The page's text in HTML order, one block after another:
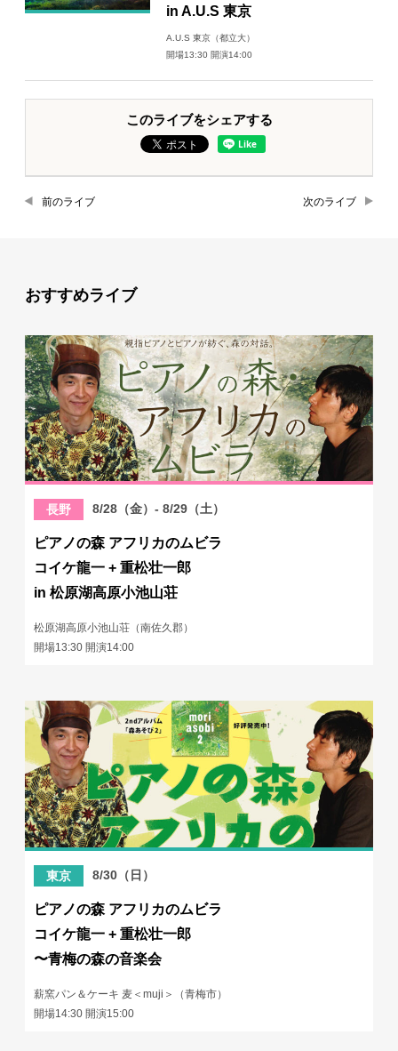
in A.U.S 東京
A.U.S 東京（都立大）
開場13:30 開演14:00
このライブをシェアする
前のライブ 次のライブ
おすすめライブ
長野 8/28（金）- 8/29（土）
ピアノの森 アフリカのムビラ
コイケ龍一 + 重松壮一郎
in 松原湖高原小池山荘
松原湖高原小池山荘（南佐久郡）
開場13:30 開演14:00
東京 8/30（日）
ピアノの森 アフリカのムビラ
コイケ龍一 + 重松壮一郎
〜青梅の森の音楽会
薪窯パン＆ケーキ 麦＜muji＞（青梅市）
開場14:30 開演15:00